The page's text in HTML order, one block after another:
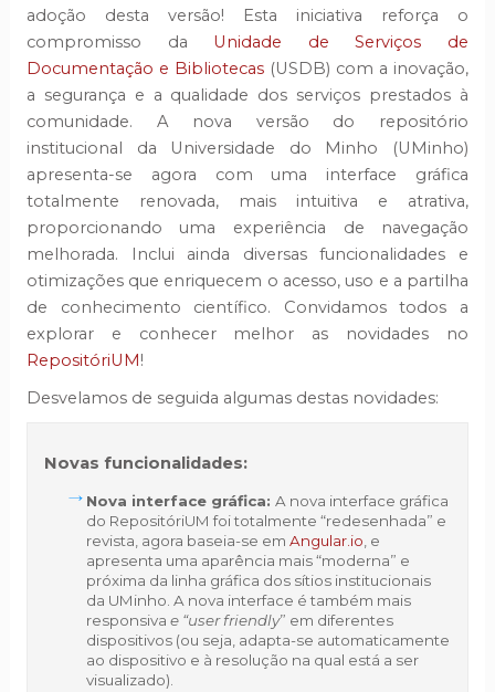
adoção desta versão! Esta iniciativa reforça o
compromisso da Unidade de Serviços de
Documentação e Bibliotecas(USDB) com a inovação,
a segurança e a qualidade dos serviços prestados à
comunidade. A nova versão do repositório
institucional da Universidade do Minho (UMinho)
apresenta-se agora com uma interface gráfica
totalmente renovada, mais intuitiva e atrativa,
proporcionando uma experiência de navegação
melhorada. Inclui ainda diversas funcionalidades e
otimizações que enriquecem o acesso, uso e a partilha
de conhecimento científico. Convidamos todos a
explorar e conhecer melhor as novidades no
RepositóriUM!
Desvelamos de seguida algumas destas novidades:
Novas funcionalidades:
Nova interface gráfica: A nova interface gráfica
do RepositóriUM foi totalmente “redesenhada” e
revista, agora baseia-se em Angular.io, e
apresenta uma aparência mais “moderna” e
próxima da linha gráfica dos sítios institucionais
da UMinho. A nova interface é também mais
responsiva e “user friendly” em diferentes
dispositivos (ou seja, adapta-se automaticamente
ao dispositivo e à resolução na qual está a ser
visualizado).